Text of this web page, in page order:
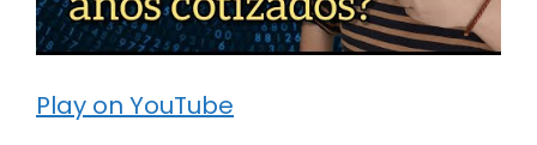
Play on YouTube